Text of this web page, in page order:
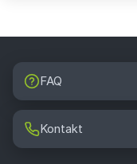
FAQ
Kontakt